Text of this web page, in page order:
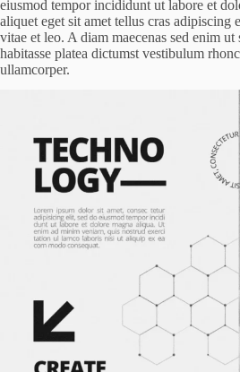
eiusmod tempor incididunt ut labore et
aliquet eget sit amet tellus cras adipiscing
vitae et leo. A diam maecenas sed enim
habitasse platea dictumst vestibulum
ullamcorper.